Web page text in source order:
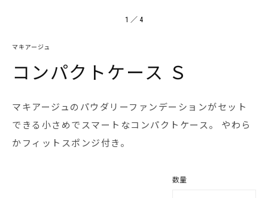
1 ／ 4
マキアージュ
コンパクトケース Ｓ
マキアージュのパウダリーファンデーションがセット
できる小さめでスマートなコンパクトケース。 やわら
かフィットスポンジ付き。
数量